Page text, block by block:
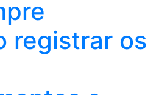
registrar os